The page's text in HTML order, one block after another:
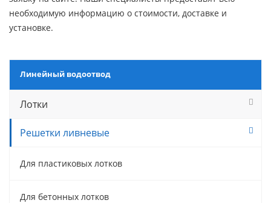
необходимую информацию о стоимости, доставке и
установке.
Линейный водоотвод
Лотки
Решетки ливневые
Для пластиковых лотков
Для бетонных лотков